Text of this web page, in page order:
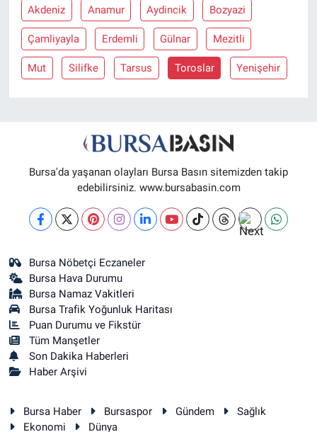
Akdeniz Anamur Aydincik Bozyazi
Çamliyayla Erdemli Gülnar Mezitli
Mut Silifke Tarsus Toroslar Yenişehir
Bursa'da yaşanan olayları Bursa Basın sitemizden takip
edebilirsiniz. www.bursabasin.com
Bursa Nöbetçi Eczaneler
Bursa Hava Durumu
Bursa Namaz Vakitleri
Bursa Trafik Yoğunluk Haritası
Puan Durumu ve Fikstür
Tüm Manşetler
Son Dakika Haberleri
Haber Arşivi
Bursa Haber Bursaspor Gündem
Sağlık
Ekonomi
Dünya